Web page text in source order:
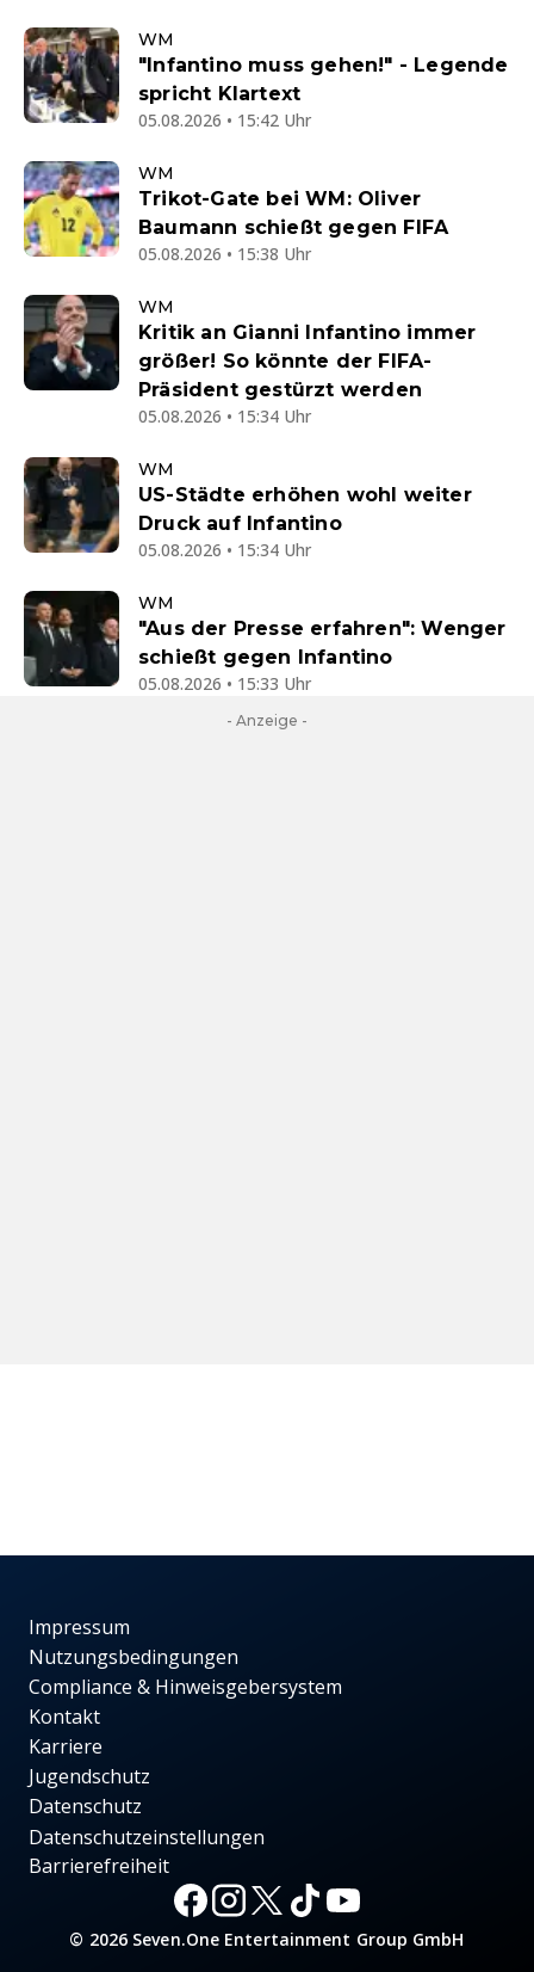
WM
"Infantino muss gehen!" - Legende
spricht Klartext
05.08.2026 • 15:42 Uhr
WM
Trikot-Gate bei WM: Oliver
Baumann schießt gegen FIFA
05.08.2026 • 15:38 Uhr
WM
Kritik an Gianni Infantino immer
größer! So könnte der FIFA-
Präsident gestürzt werden
05.08.2026 • 15:34 Uhr
WM
US-Städte erhöhen wohl weiter
Druck auf Infantino
05.08.2026 • 15:34 Uhr
WM
"Aus der Presse erfahren": Wenger
schießt gegen Infantino
05.08.2026 • 15:33 Uhr
- Anzeige -
Impressum
Nutzungsbedingungen
Compliance & Hinweisgebersystem
Kontakt
Karriere
Jugendschutz
Datenschutz
Datenschutzeinstellungen
Barrierefreiheit
© 2026 Seven.One Entertainment Group GmbH